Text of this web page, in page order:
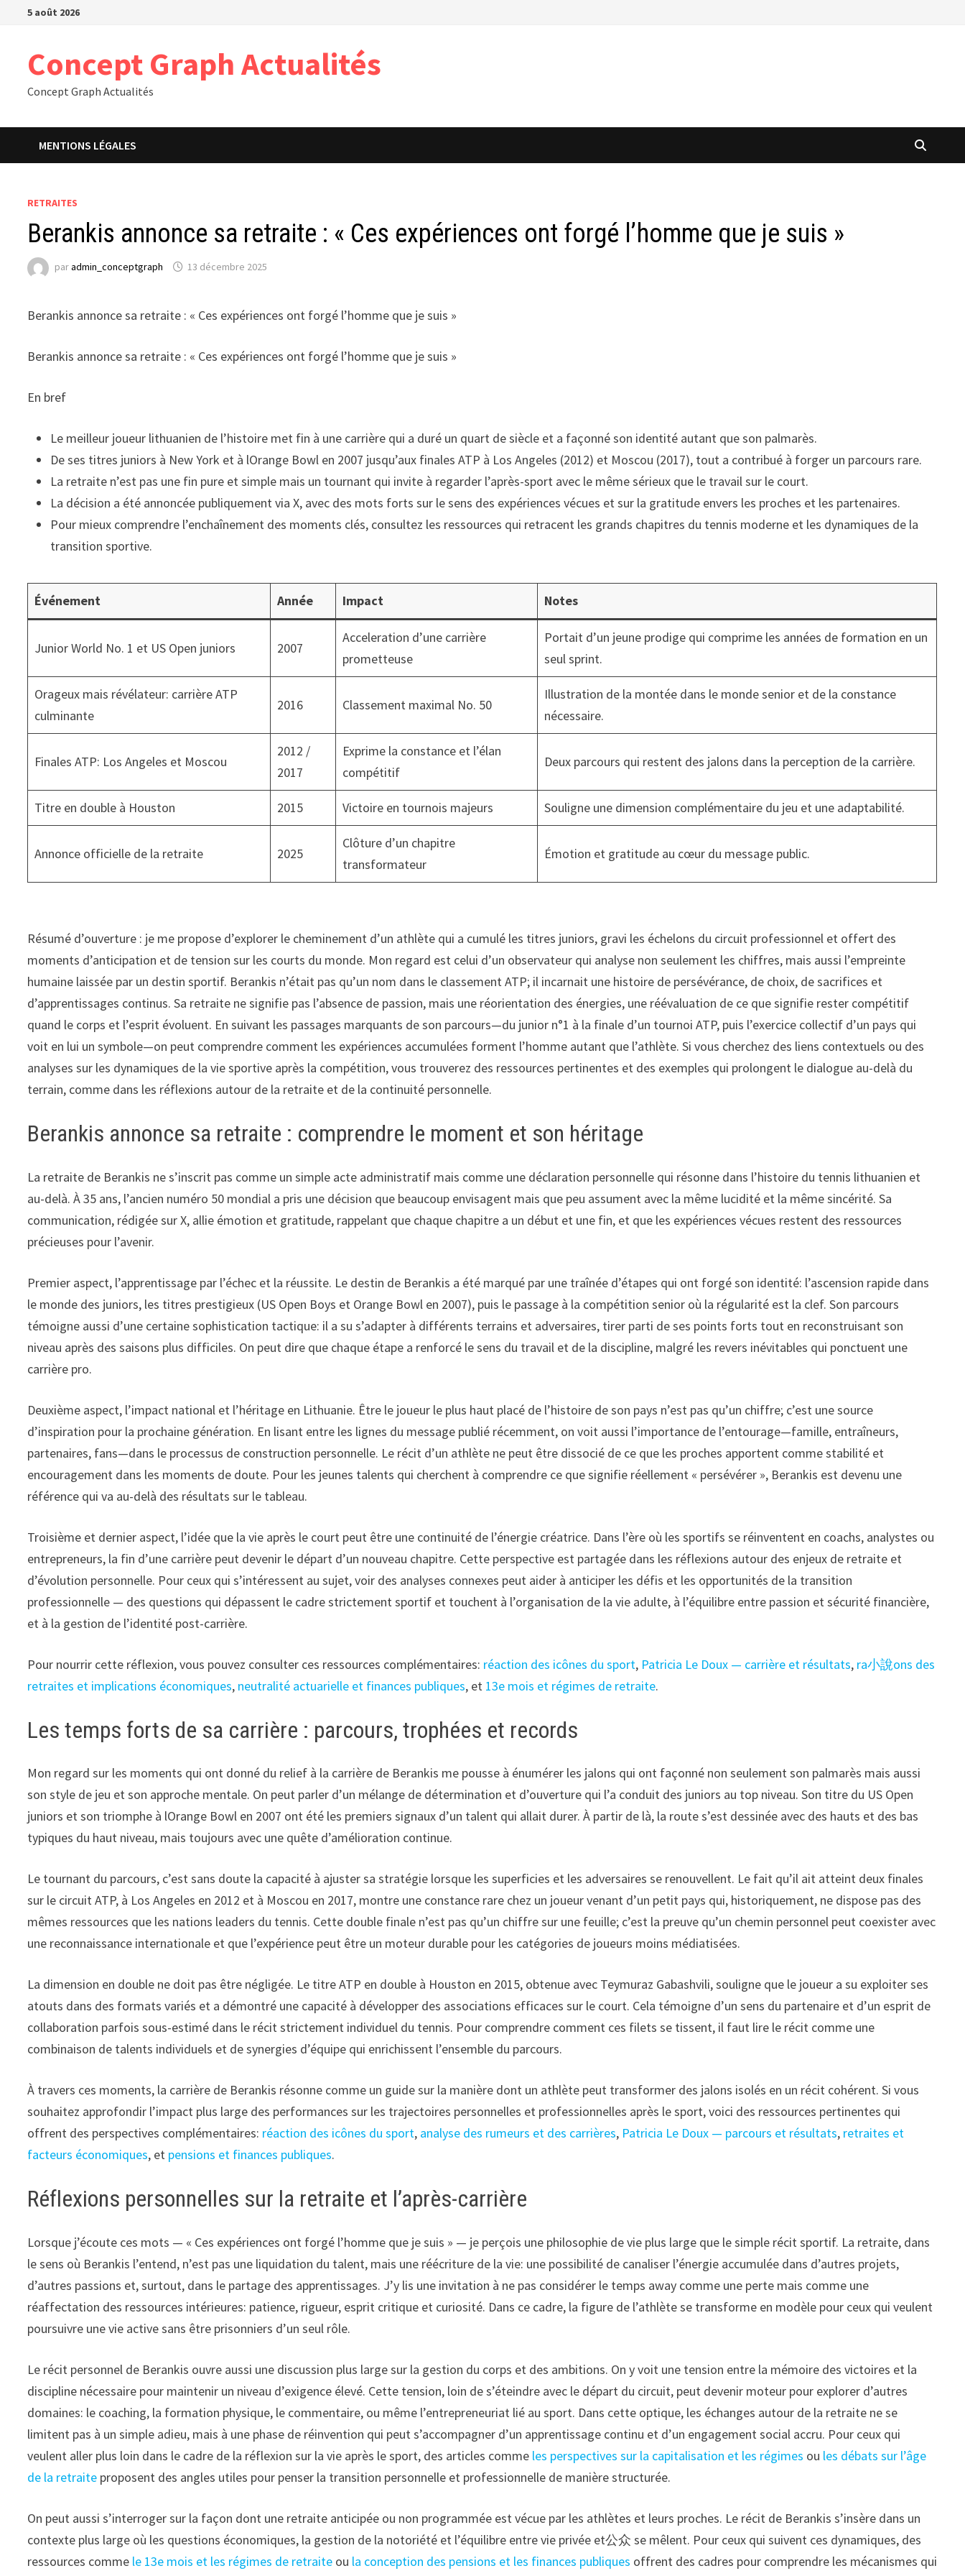
Passer5 août 2026
Concept Graph Actualités
Concept Graph Actualités
MENTIONS LÉGALES
RETRAITES
Berankis annonce sa retraite : « Ces expériences ont forgé l’homme que je suis »
paradmin_conceptgraph 13 décembre 2025
Berankis annonce sa retraite : « Ces expériences ont forgé l’homme que je suis »
Berankis annonce sa retraite : « Ces expériences ont forgé l’homme que je suis »
En bref
Le meilleur joueur lithuanien de l’histoire met fin à une carrière qui a duré un quart de siècle et a façonné son identité autant que son palmarès.
De ses titres juniors à New York et à lOrange Bowl en 2007 jusqu’aux finales ATP à Los Angeles (2012) et Moscou (2017), tout a contribué à forger un parcours rare.
La retraite n’est pas une fin pure et simple mais un tournant qui invite à regarder l’après-sport avec le même sérieux que le travail sur le court.
La décision a été annoncée publiquement via X, avec des mots forts sur le sens des expériences vécues et sur la gratitude envers les proches et les partenaires.
Pour mieux comprendre l’enchaînement des moments clés, consultez les ressources qui retracent les grands chapitres du tennis moderne et les dynamiques de la
transition sportive.
Événement Année Impact Notes
Junior World No. 1 et US Open juniors 2007
Acceleration d’une carrière
prometteuse
Portait d’un jeune prodige qui comprime les années de formation en un
seul sprint.
Orageux mais révélateur: carrière ATP
culminante
2016 Classement maximal No. 50
Illustration de la montée dans le monde senior et de la constance
nécessaire.
Finales ATP: Los Angeles et Moscou
2012 /
2017
Exprime la constance et l’élan
compétitif
Deux parcours qui restent des jalons dans la perception de la carrière.
Titre en double à Houston 2015 Victoire en tournois majeurs Souligne une dimension complémentaire du jeu et une adaptabilité.
Annonce officielle de la retraite 2025
Clôture d’un chapitre
transformateur
Émotion et gratitude au cœur du message public.
Résumé d’ouverture : je me propose d’explorer le cheminement d’un athlète qui a cumulé les titres juniors, gravi les échelons du circuit professionnel et offert des
moments d’anticipation et de tension sur les courts du monde. Mon regard est celui d’un observateur qui analyse non seulement les chiffres, mais aussi l’empreinte
humaine laissée par un destin sportif. Berankis n’était pas qu’un nom dans le classement ATP; il incarnait une histoire de persévérance, de choix, de sacrifices et
d’apprentissages continus. Sa retraite ne signifie pas l’absence de passion, mais une réorientation des énergies, une réévaluation de ce que signifie rester compétitif
quand le corps et l’esprit évoluent. En suivant les passages marquants de son parcours—du junior n°1 à la finale d’un tournoi ATP, puis l’exercice collectif d’un pays qui
voit en lui un symbole—on peut comprendre comment les expériences accumulées forment l’homme autant que l’athlète. Si vous cherchez des liens contextuels ou des
analyses sur les dynamiques de la vie sportive après la compétition, vous trouverez des ressources pertinentes et des exemples qui prolongent le dialogue au-delà du
terrain, comme dans les réflexions autour de la retraite et de la continuité personnelle.
Berankis annonce sa retraite : comprendre le moment et son héritage
La retraite de Berankis ne s’inscrit pas comme un simple acte administratif mais comme une déclaration personnelle qui résonne dans l’histoire du tennis lithuanien et
au-delà. À 35 ans, l’ancien numéro 50 mondial a pris une décision que beaucoup envisagent mais que peu assument avec la même lucidité et la même sincérité. Sa
communication, rédigée sur X, allie émotion et gratitude, rappelant que chaque chapitre a un début et une fin, et que les expériences vécues restent des ressources
précieuses pour l’avenir.
Premier aspect, l’apprentissage par l’échec et la réussite. Le destin de Berankis a été marqué par une traînée d’étapes qui ont forgé son identité: l’ascension rapide dans
le monde des juniors, les titres prestigieux (US Open Boys et Orange Bowl en 2007), puis le passage à la compétition senior où la régularité est la clef. Son parcours
témoigne aussi d’une certaine sophistication tactique: il a su s’adapter à différents terrains et adversaires, tirer parti de ses points forts tout en reconstruisant son
niveau après des saisons plus difficiles. On peut dire que chaque étape a renforcé le sens du travail et de la discipline, malgré les revers inévitables qui ponctuent une
carrière pro.
Deuxième aspect, l’impact national et l’héritage en Lithuanie. Être le joueur le plus haut placé de l’histoire de son pays n’est pas qu’un chiffre; c’est une source
d’inspiration pour la prochaine génération. En lisant entre les lignes du message publié récemment, on voit aussi l’importance de l’entourage—famille, entraîneurs,
partenaires, fans—dans le processus de construction personnelle. Le récit d’un athlète ne peut être dissocié de ce que les proches apportent comme stabilité et
encouragement dans les moments de doute. Pour les jeunes talents qui cherchent à comprendre ce que signifie réellement « persévérer », Berankis est devenu une
référence qui va au-delà des résultats sur le tableau.
Troisième et dernier aspect, l’idée que la vie après le court peut être une continuité de l’énergie créatrice. Dans l’ère où les sportifs se réinventent en coachs, analystes ou
entrepreneurs, la fin d’une carrière peut devenir le départ d’un nouveau chapitre. Cette perspective est partagée dans les réflexions autour des enjeux de retraite et
d’évolution personnelle. Pour ceux qui s’intéressent au sujet, voir des analyses connexes peut aider à anticiper les défis et les opportunités de la transition
professionnelle — des questions qui dépassent le cadre strictement sportif et touchent à l’organisation de la vie adulte, à l’équilibre entre passion et sécurité financière,
et à la gestion de l’identité post-carrière.
Pour nourrir cette réflexion, vous pouvez consulter ces ressources complémentaires: réaction des icônes du sport, Patricia Le Doux — carrière et résultats, ra小說ons des
retraites et implications économiques, neutralité actuarielle et finances publiques, et 13e mois et régimes de retraite.
Les temps forts de sa carrière : parcours, trophées et records
Mon regard sur les moments qui ont donné du relief à la carrière de Berankis me pousse à énumérer les jalons qui ont façonné non seulement son palmarès mais aussi
son style de jeu et son approche mentale. On peut parler d’un mélange de détermination et d’ouverture qui l’a conduit des juniors au top niveau. Son titre du US Open
juniors et son triomphe à lOrange Bowl en 2007 ont été les premiers signaux d’un talent qui allait durer. À partir de là, la route s’est dessinée avec des hauts et des bas
typiques du haut niveau, mais toujours avec une quête d’amélioration continue.
Le tournant du parcours, c’est sans doute la capacité à ajuster sa stratégie lorsque les superficies et les adversaires se renouvellent. Le fait qu’il ait atteint deux finales
sur le circuit ATP, à Los Angeles en 2012 et à Moscou en 2017, montre une constance rare chez un joueur venant d’un petit pays qui, historiquement, ne dispose pas des
mêmes ressources que les nations leaders du tennis. Cette double finale n’est pas qu’un chiffre sur une feuille; c’est la preuve qu’un chemin personnel peut coexister avec
une reconnaissance internationale et que l’expérience peut être un moteur durable pour les catégories de joueurs moins médiatisées.
La dimension en double ne doit pas être négligée. Le titre ATP en double à Houston en 2015, obtenue avec Teymuraz Gabashvili, souligne que le joueur a su exploiter ses
atouts dans des formats variés et a démontré une capacité à développer des associations efficaces sur le court. Cela témoigne d’un sens du partenaire et d’un esprit de
collaboration parfois sous-estimé dans le récit strictement individuel du tennis. Pour comprendre comment ces filets se tissent, il faut lire le récit comme une
combinaison de talents individuels et de synergies d’équipe qui enrichissent l’ensemble du parcours.
À travers ces moments, la carrière de Berankis résonne comme un guide sur la manière dont un athlète peut transformer des jalons isolés en un récit cohérent. Si vous
souhaitez approfondir l’impact plus large des performances sur les trajectoires personnelles et professionnelles après le sport, voici des ressources pertinentes qui
offrent des perspectives complémentaires: réaction des icônes du sport, analyse des rumeurs et des carrières, Patricia Le Doux — parcours et résultats, retraites et
facteurs économiques, et pensions et finances publiques.
Réflexions personnelles sur la retraite et l’après-carrière
Lorsque j’écoute ces mots — « Ces expériences ont forgé l’homme que je suis » — je perçois une philosophie de vie plus large que le simple récit sportif. La retraite, dans
le sens où Berankis l’entend, n’est pas une liquidation du talent, mais une réécriture de la vie: une possibilité de canaliser l’énergie accumulée dans d’autres projets,
d’autres passions et, surtout, dans le partage des apprentissages. J’y lis une invitation à ne pas considérer le temps away comme une perte mais comme une
réaffectation des ressources intérieures: patience, rigueur, esprit critique et curiosité. Dans ce cadre, la figure de l’athlète se transforme en modèle pour ceux qui veulent
poursuivre une vie active sans être prisonniers d’un seul rôle.
Le récit personnel de Berankis ouvre aussi une discussion plus large sur la gestion du corps et des ambitions. On y voit une tension entre la mémoire des victoires et la
discipline nécessaire pour maintenir un niveau d’exigence élevé. Cette tension, loin de s’éteindre avec le départ du circuit, peut devenir moteur pour explorer d’autres
domaines: le coaching, la formation physique, le commentaire, ou même l’entrepreneuriat lié au sport. Dans cette optique, les échanges autour de la retraite ne se
limitent pas à un simple adieu, mais à une phase de réinvention qui peut s’accompagner d’un apprentissage continu et d’un engagement social accru. Pour ceux qui
veulent aller plus loin dans le cadre de la réflexion sur la vie après le sport, des articles comme les perspectives sur la capitalisation et les régimes ou les débats sur l’âge
de la retraite proposent des angles utiles pour penser la transition personnelle et professionnelle de manière structurée.
On peut aussi s’interroger sur la façon dont une retraite anticipée ou non programmée est vécue par les athlètes et leurs proches. Le récit de Berankis s’insère dans un
contexte plus large où les questions économiques, la gestion de la notoriété et l’équilibre entre vie privée et公众 se mêlent. Pour ceux qui suivent ces dynamiques, des
ressources comme le 13e mois et les régimes de retraite ou la conception des pensions et les finances publiques offrent des cadres pour comprendre les mécanismes qui